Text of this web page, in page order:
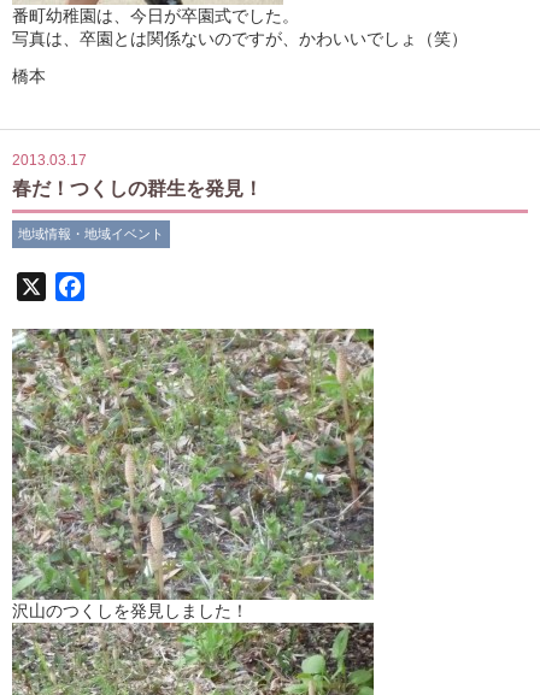
番町幼稚園は、今日が卒園式でした。
写真は、卒園とは関係ないのですが、かわいいでしょ（笑）
橋本
2013.03.17
春だ！つくしの群生を発見！
地域情報・地域イベント
沢山のつくしを発見しました！